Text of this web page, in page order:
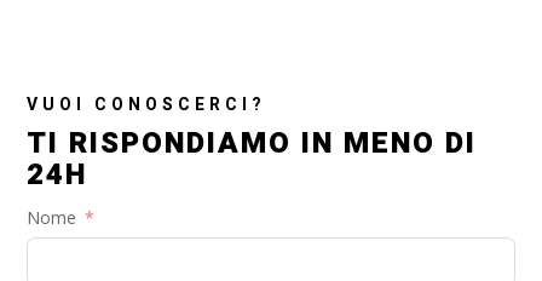
VUOI CONOSCERCI?
TI RISPONDIAMO IN MENO DI
24H
Nome